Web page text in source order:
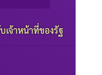
จ้าหน้าที่ของรัฐ